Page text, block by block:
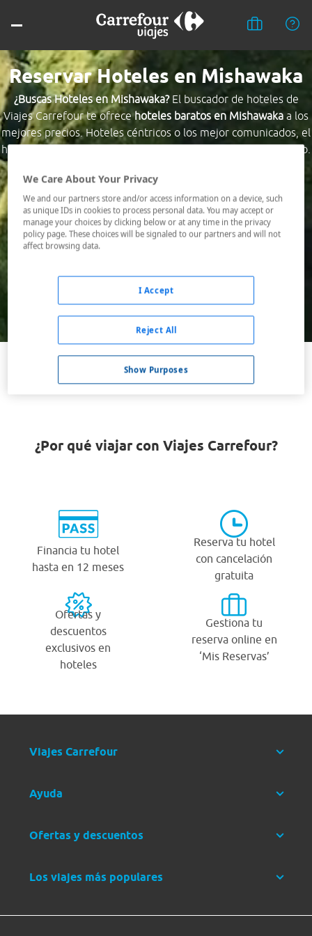
Reservar Hoteles en Mishawaka
¿Buscas Hoteles en Mishawaka?El buscador de hoteles de
Viajes Carrefour te ofrecehoteles baratos en Mishawaka a los
mejores precios. Hoteles céntricos o los mejor comunicados, el
hotel que busques nosotros te lo encontramos al mejor precio.
Destino *
Fechas *
09/08/2026 - 10/08/2026
Buscar
VER TODOS LOS HOTELES BARATOS EN MISHAWAKA
¿Por qué viajar con Viajes Carrefour?
Financia tu hotel
hasta en 12 meses
Reserva tu hotel
con cancelación
gratuita
Ofertas y
descuentos
exclusivos en
hoteles
Gestiona tu
reserva online en
‘Mis Reservas’
Viajes Carrefour
Ayuda
Ofertas y descuentos
Los viajes más populares
We Care About Your Privacy
We and our partners store and/or access information on a device, such
as unique IDs in cookies to process personal data. You may accept or
manage your choices by clicking below or at any time in the privacy
policy page. These choices will be signaled to our partners and will not
affect browsing data.
Show Purposes
Reject All
I Accept